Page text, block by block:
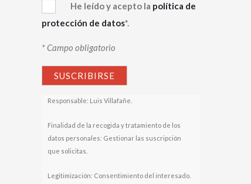
He leído y acepto la política de
protección de datos*.
* Campo obligatorio
Responsable: Luis Villafañe.
Finalidad de la recogida y tratamiento de los
datos personales: Gestionar las suscripción
que solicitas.
Legitimización: Consentimiento del interesado.